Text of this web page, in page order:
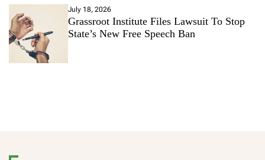
July 18, 2026
Grassroot Institute Files Lawsuit To Stop
State’s New Free Speech Ban